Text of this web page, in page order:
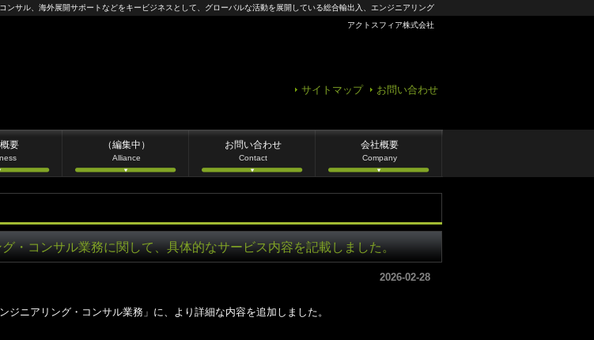
サル、海外展開サポートなどをキービジネスとして、グローバルな活動を展開している総合輸出入、エンジニアリング
アクトスフィア株式会社
サイトマップ お問い合わせ
要 （編集中）
Alliance
お問い合わせ
Contact
会社概要
Company
・コンサル業務に関して、具体的なサービス内容を記載しました。
2026-02-28
ジニアリング・コンサル業務」に、より詳細な内容を追加しました。